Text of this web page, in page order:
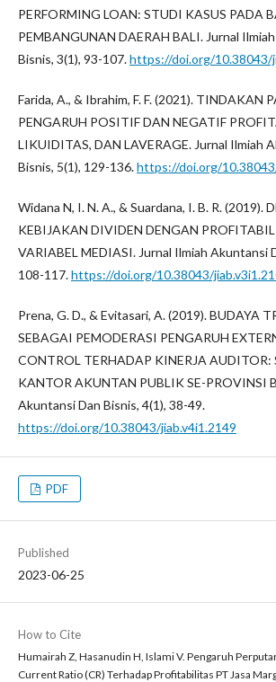
PERFORMING LOAN: STUDI KASUS PADA
PEMBANGUNAN DAERAH BALI. Jurnal
Bisnis, 3(1), 93-107.https://doi.org/10.38043/
Farida, A., & Ibrahim, F. F. (2021). TINDAKAN
PENGARUH POSITIF DAN NEGATIF
LIKUIDITAS, DAN LAVERAGE. Jurnal Ilmiah
Bisnis, 5(1), 129-136.https://doi.org/
Widana N, I. N. A., & Suardana, I. B. R. (2019).
KEBIJAKAN DIVIDEN DENGAN
VARIABEL MEDIASI. Jurnal Ilmiah Akuntansi
108-117.https://doi.org/10.38043/
Prena, G. D., & Evitasari, A. (2019). BUDAYA
SEBAGAI PEMODERASI PENGARUH
CONTROL TERHADAP KINERJA AUDITOR:
KANTOR AKUNTAN PUBLIK SE-PROVINSI
Akuntansi Dan Bisnis, 4(1), 38-49.
https://doi.org/10.38043/jiab.v4i1.2149
PDF
Published
2023-06-25
How to Cite
Humairah Z, Hasanudin H, Islami V. Pengaruh
Current Ratio (CR) Terhadap Profitabilitas PT Jasa